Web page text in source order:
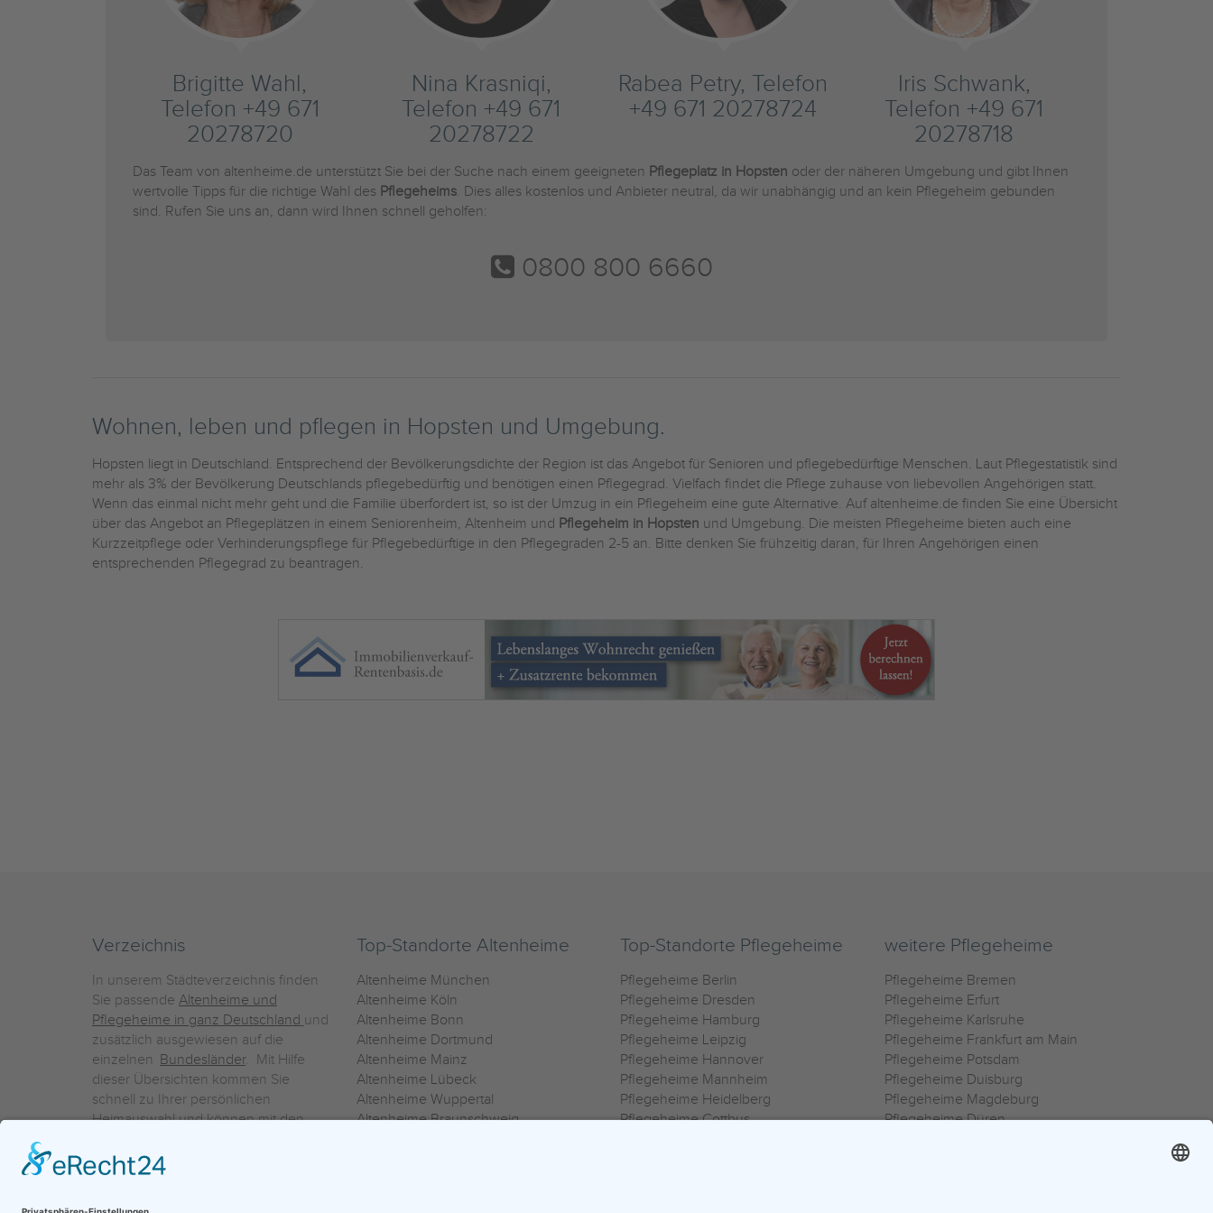
Brigitte Wahl,
Telefon +49 671
20278720
Nina Krasniqi,
Telefon +49 671
20278722
Rabea Petry, Telefon
+49 671 20278724
Iris Schwank,
Telefon +49 671
20278718
Das Team von altenheime.de unterstützt Sie bei der Suche nach einem geeigneten Pflegeplatz in Hopsten oder der näheren Umgebung und gibt Ihnen
wertvolle Tipps für die richtige Wahl des Pflegeheims. Dies alles kostenlos und Anbieter neutral, da wir unabhängig und an kein Pflegeheim gebunden
sind. Rufen Sie uns an, dann wird Ihnen schnell geholfen:
0800 800 6660
Wohnen, leben und pflegen in Hopsten und Umgebung.
Hopsten liegt in Deutschland. Entsprechend der Bevölkerungsdichte der Region ist das Angebot für Senioren und pflegebedürftige Menschen. Laut Pflegestatistik sind
mehr als 3% der Bevölkerung Deutschlands pflegebedürftig und benötigen einen Pflegegrad. Vielfach findet die Pflege zuhause von liebevollen Angehörigen statt.
Wenn das einmal nicht mehr geht und die Familie überfordert ist, so ist der Umzug in ein Pflegeheim eine gute Alternative. Auf altenheime.de finden Sie eine Übersicht
über das Angebot an Pflegeplätzen in einem Seniorenheim, Altenheim und Pflegeheim in Hopsten und Umgebung. Die meisten Pflegeheime bieten auch eine
Kurzzeitpflege oder Verhinderungspflege für Pflegebedürftige in den Pflegegraden 2-5 an. Bitte denken Sie frühzeitig daran, für Ihren Angehörigen einen
entsprechenden Pflegegrad zu beantragen.
Verzeichnis
In unserem Städteverzeichnis finden
Sie passende Altenheime und
Pflegeheime in ganz Deutschland und
zusätzlich ausgewiesen auf die
einzelnen Bundesländer. Mit Hilfe
dieser Übersichten kommen Sie
schnell zu Ihrer persönlichen
Heimauswahl und können mit den
einzelnen Häuser Leistungsvergleiche
vornehmen.
Top-Standorte Altenheime
Altenheime München
Altenheime Köln
Altenheime Bonn
Altenheime Dortmund
Altenheime Mainz
Altenheime Lübeck
Altenheime Wuppertal
Altenheime Braunschweig
Top-Standorte Pflegeheime
Pflegeheime Berlin
Pflegeheime Dresden
Pflegeheime Hamburg
Pflegeheime Leipzig
Pflegeheime Hannover
Pflegeheime Mannheim
Pflegeheime Heidelberg
Pflegeheime Cottbus
weitere Pflegeheime
Pflegeheime Bremen
Pflegeheime Erfurt
Pflegeheime Karlsruhe
Pflegeheime Frankfurt am Main
Pflegeheime Potsdam
Pflegeheime Duisburg
Pflegeheime Magdeburg
Pflegeheime Düren